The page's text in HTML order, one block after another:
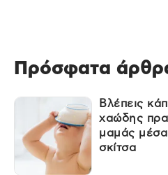
Πρόσφατα
Βλέπεις
χαώδης
μαμάς μέσα
σκίτσα